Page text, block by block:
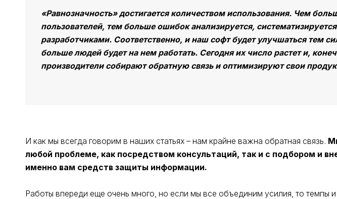
«Равнозначность» достигается количеством использования. Чем
пользователей, тем больше ошибок анализируется,
разработчиками. Соответственно, и наш софт будет улучшаться тем
больше людей будет на нем работать. Сегодня их число растет и,
производители собирают обратную связь и оптимизируют свои
И как мы всегда говорим в наших статьях – нам крайне важна обратная связь.
любой проблеме, как посредством консультаций, так и с подбором и
именно вам средств защиты информации.
Работы впереди еще очень много, но если мы все объединим усилия, то темпы и